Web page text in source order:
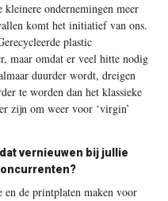
ondernemingen meer
komt het initiatief van ons.
plastic
maar omdat er veel hitte nodig
duurder wordt, dreigen
te worden dan het klassieke
zijn om weer voor ‘virgin’
vernieuwen bij jullie
de printplaten maken voor